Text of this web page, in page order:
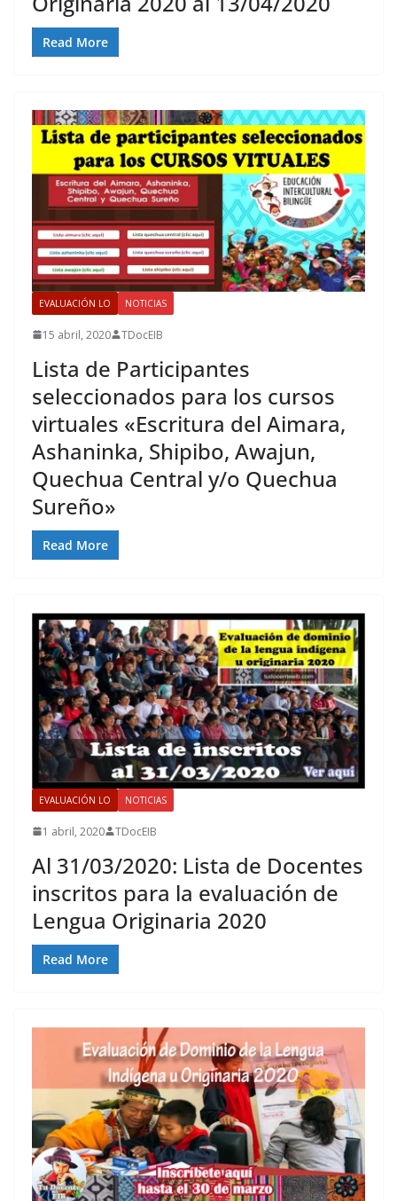
Read More
EVALUACIÓN LO NOTICIAS
15 abril, 2020 TDocEIB
Lista de Participantes
seleccionados para los cursos
virtuales «Escritura del Aimara,
Ashaninka, Shipibo, Awajun,
Quechua Central y/o Quechua
Sureño»
Read More
EVALUACIÓN LO NOTICIAS
1 abril, 2020 TDocEIB
Al 31/03/2020: Lista de Docentes
inscritos para la evaluación de
Lengua Originaria 2020
Read More